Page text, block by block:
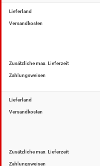
Lieferland
Versandkosten
Zusätzliche max. Lieferzeit
Zahlungsweisen
Lieferland
Versandkosten
Zusätzliche max. Lieferzeit
Zahlungsweisen